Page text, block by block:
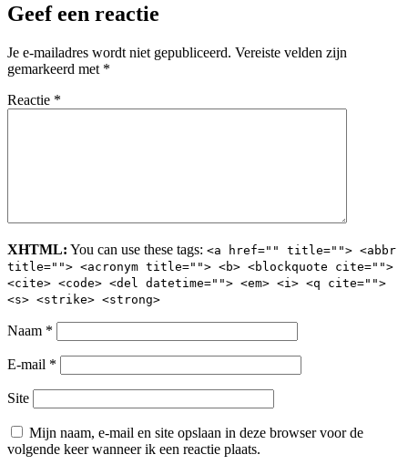
Geef een reactie
Je e-mailadres wordt niet gepubliceerd. Vereiste velden zijn
gemarkeerd met *
Reactie *
XHTML: You can use these tags: <a href="" title=""> <abbr
title=""> <acronym title=""> <b> <blockquote cite="">
<cite> <code> <del datetime=""> <em> <i> <q cite="">
<s> <strike> <strong>
Naam *
E-mail *
Site
Mijn naam, e-mail en site opslaan in deze browser voor de
volgende keer wanneer ik een reactie plaats.